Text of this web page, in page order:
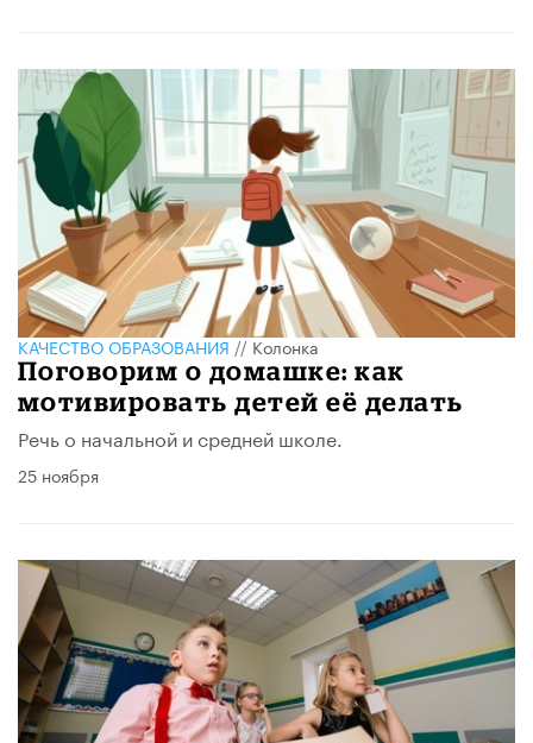
КАЧЕСТВО ОБРАЗОВАНИЯ//Колонка
Поговорим о домашке: как
мотивировать детей её делать
Речь о начальной и средней школе.
25 ноября